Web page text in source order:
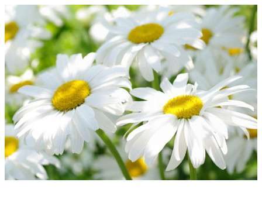
Перейти
к
содержимому